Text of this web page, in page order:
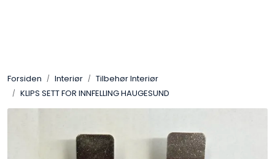
Forsiden Interiør
Tilbehør Interiør
KLIPS SETT FOR INNFELLING HAUGESUND
Industri
LED-striper 24V